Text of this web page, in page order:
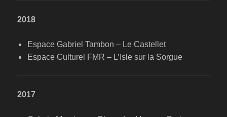
2018
Espace Gabriel Tambon – Le Castellet
Espace Culturel FMR – L’Isle sur la Sorgue
2017